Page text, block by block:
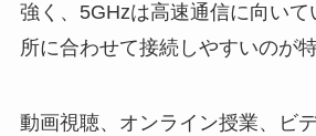
強く、5GHzは高速通信に向い
所に合わせて接続しやすいのが特
動画視聴、オンライン授業、ビ